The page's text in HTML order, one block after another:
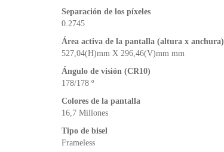
Separación de los píxeles
0.2745
Área activa de la pantalla (altura x anchura)
527,04(H)mm X 296,46(V)mm mm
Ángulo de visión (CR10)
178/178 º
Colores de la pantalla
16,7 Millones
Tipo de bisel
Frameless